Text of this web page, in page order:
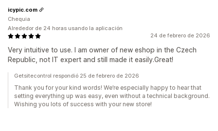
24 de febrero de 2026
Very intuitive to use. I am owner of new eshop in the Czech
Republic, not IT expert and still made it easily.Great!
icypic.com
Chequia
Alrededor de 24 horas usando la aplicación
Getsitecontrol respondió 25 de febrero de 2026
Thank you for your kind words! We’re especially happy to hear that
setting everything up was easy, even without a technical background.
Wishing you lots of success with your new store!